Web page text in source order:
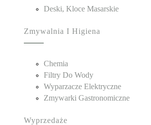
Deski, Kloce Masarskie
Zmywalnia I Higiena
Chemia
Filtry Do Wody
Wyparzacze Elektryczne
Zmywarki Gastronomiczne
Wyprzedaże